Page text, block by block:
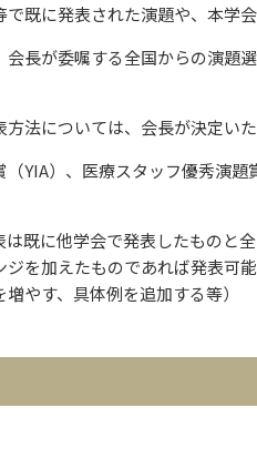
で既に発表された演題や、本学
会長が委嘱する全国からの演題
法については、会長が決定いた
（YIA）、医療スタッフ優秀演
は既に他学会で発表したものと
を加えたものであれば発表可能
増やす、具体例を追加する等）